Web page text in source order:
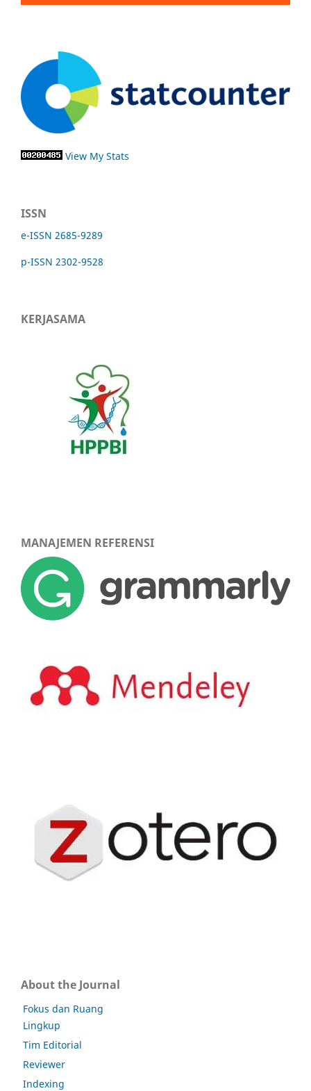
View My Stats
ISSN
e-ISSN 2685-9289
p-ISSN 2302-9528
KERJASAMA
MANAJEMEN REFERENSI
About the Journal
Fokus dan Ruang
Lingkup
Tim Editorial
Reviewer
Indexing